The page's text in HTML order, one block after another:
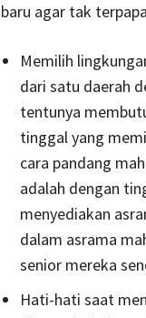
baru agar tak
Memilih
dari satu daerah
tentunya
tinggal yang
cara pandang
adalah dengan
menyediakan
dalam asrama
senior mereka
Hati-hati saat